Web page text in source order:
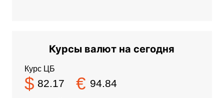
Курсы валют на сегодня
Курс ЦБ
$ 82.17 € 94.84